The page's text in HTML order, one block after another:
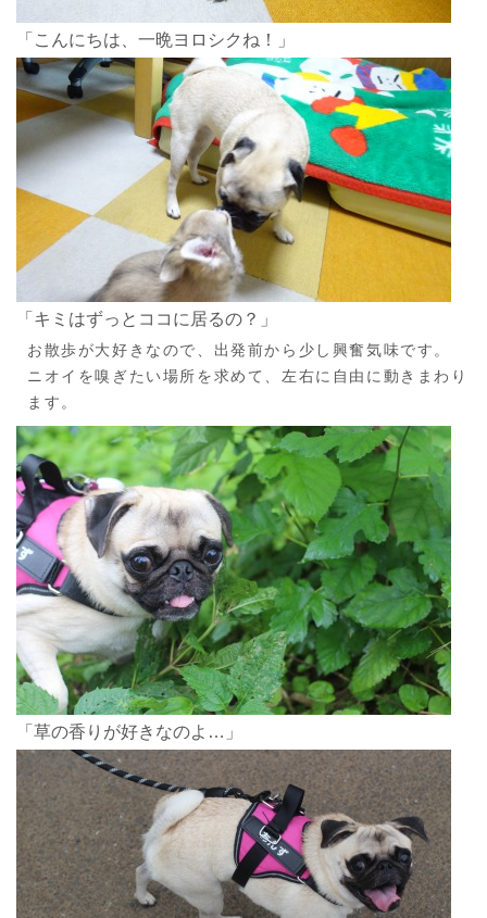
「こんにちは、一晩ヨロシクね！」
「キミはずっとココに居るの？」
お散歩が大好きなので、出発前から少し興奮気味です。
ニオイを嗅ぎたい場所を求めて、左右に自由に動きまわり
ます。
「草の香りが好きなのよ…」